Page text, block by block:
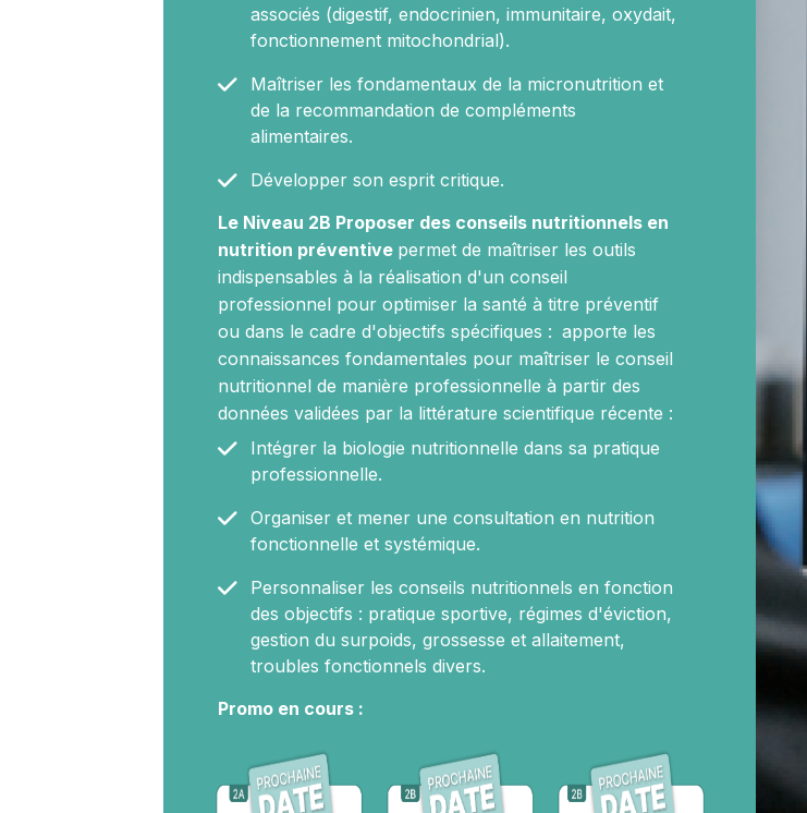
associés (digestif, endocrinien, immunitaire, oxydait,
fonctionnement mitochondrial).
Maîtriser les fondamentaux de la micronutrition et
de la recommandation de compléments
alimentaires.
Développer son esprit critique.
Le Niveau 2B Proposer des conseils nutritionnels en
nutrition préventive permet de maîtriser les outils
indispensables à la réalisation d'un conseil
professionnel pour optimiser la santé à titre préventif
ou dans le cadre d'objectifs spécifiques : apporte les
connaissances fondamentales pour maîtriser le conseil
nutritionnel de manière professionnelle à partir des
données validées par la littérature scientifique récente :
Intégrer la biologie nutritionnelle dans sa pratique
professionnelle.
Organiser et mener une consultation en nutrition
fonctionnelle et systémique.
Personnaliser les conseils nutritionnels en fonction
des objectifs : pratique sportive, régimes d'éviction,
gestion du surpoids, grossesse et allaitement,
troubles fonctionnels divers.
Promo en cours :